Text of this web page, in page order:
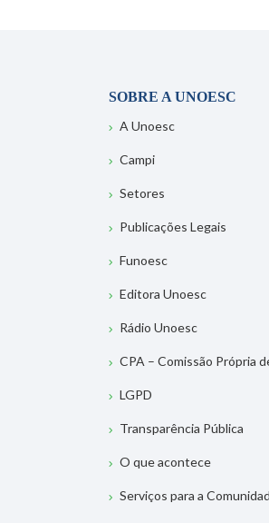
SOBRE A UNOESC
A Unoesc
Campi
Setores
Publicações Legais
Funoesc
Editora Unoesc
Rádio Unoesc
CPA – Comissão Própria
LGPD
Transparência Pública
O que acontece
Serviços para a